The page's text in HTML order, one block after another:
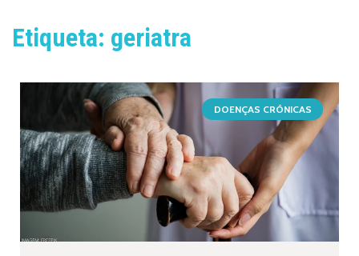
Etiqueta: geriatra
DOENÇAS CRÔNICAS